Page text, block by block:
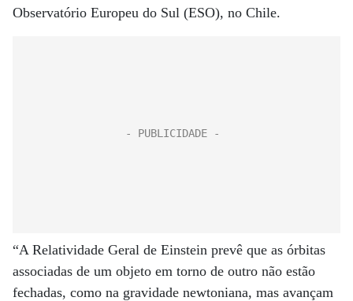
Observatório Europeu do Sul (ESO), no Chile.
“A Relatividade Geral de Einstein prevê que as órbitas
associadas de um objeto em torno de outro não estão
fechadas, como na gravidade newtoniana, mas avançam